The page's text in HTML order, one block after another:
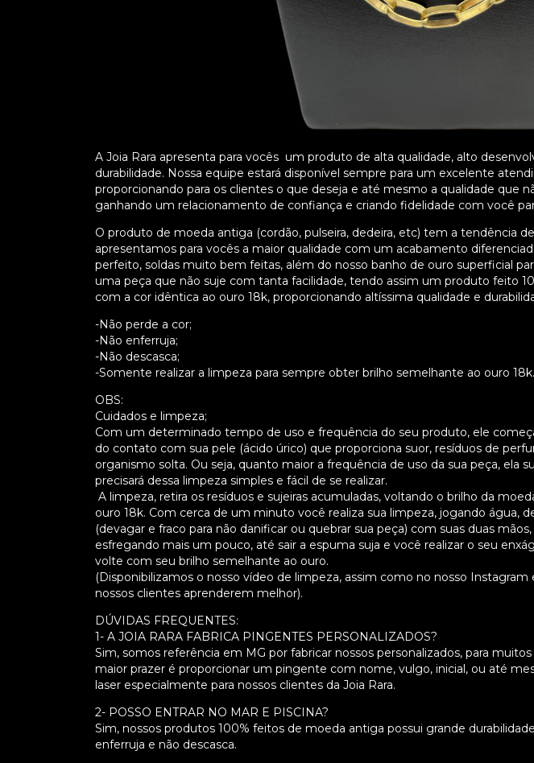
A Joia Rara apresenta para vocês um produto de alta qualidade, alto
durabilidade. Nossa equipe estará disponível sempre para um excelente
proporcionando para os clientes o que deseja e até mesmo a qualidade que
ganhando um relacionamento de confiança e criando fidelidade com você
O produto de moeda antiga (cordão, pulseira, dedeira, etc) tem a tendência
apresentamos para vocês a maior qualidade com um acabamento
perfeito, soldas muito bem feitas, além do nosso banho de ouro superficial
uma peça que não suje com tanta facilidade, tendo assim um produto feito
com a cor idêntica ao ouro 18k, proporcionando altíssima qualidade e
-Não perde a cor;
-Não enferruja;
-Não descasca;
-Somente realizar a limpeza para sempre obter brilho semelhante ao ouro 18k.
OBS:
Cuidados e limpeza;
Com um determinado tempo de uso e frequência do seu produto, ele
do contato com sua pele (ácido úrico) que proporciona suor, resíduos de
organismo solta. Ou seja, quanto maior a frequência de uso da sua peça, ela
precisará dessa limpeza simples e fácil de se realizar.
A limpeza, retira os resíduos e sujeiras acumuladas, voltando o brilho da
ouro 18k. Com cerca de um minuto você realiza sua limpeza, jogando água,
(devagar e fraco para não danificar ou quebrar sua peça) com suas duas
esfregando mais um pouco, até sair a espuma suja e você realizar o seu
volte com seu brilho semelhante ao ouro.
(Disponibilizamos o nosso vídeo de limpeza, assim como no nosso
nossos clientes aprenderem melhor).
DÚVIDAS FREQUENTES:
1- A JOIA RARA FABRICA PINGENTES PERSONALIZADOS?
Sim, somos referência em MG por fabricar nossos personalizados, para
maior prazer é proporcionar um pingente com nome, vulgo, inicial, ou até
laser especialmente para nossos clientes da Joia Rara.
2- POSSO ENTRAR NO MAR E PISCINA?
Sim, nossos produtos 100% feitos de moeda antiga possui grande
enferruja e não descasca.